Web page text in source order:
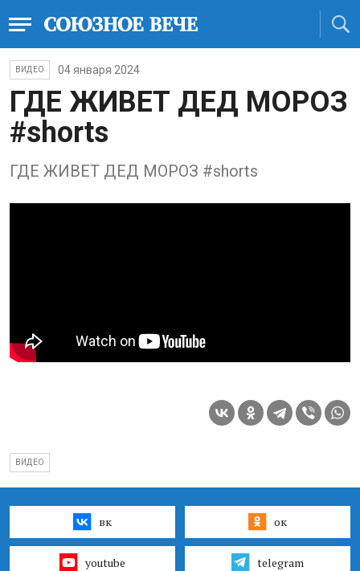
ВИДЕО 04 января 2024
ГДЕ ЖИВЕТ ДЕД МОРОЗ
#shorts
ГДЕ ЖИВЕТ ДЕД МОРОЗ #shorts
ВИДЕО
вк ок
youtube telegram